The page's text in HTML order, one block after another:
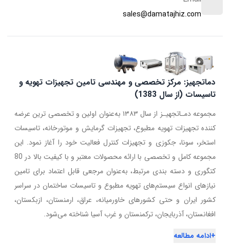
sales@damatajhiz.com
دماتجهیز: مرکز تخصصی و مهندسی تامین تجهیزات تهویه و
تاسیسات (از سال 1383)
مجموعه دمـاتجهیـز از سال ۱۳۸۳ به‌عنوان اولین و تخصصی ترین عرضه
کننده تجهیزات تهویه مطبوع، تجهیزات گرمایش و موتورخانه، تاسیسات
استخر، سونا، جکوزی و تجهیزات کنترل فعالیت خود را آغاز نمود. این
مجموعه کامل و تخصصی با ارائه محصولات معتبر و با کیفیت بالا در 80
کتگوری و دسته بندی مرتبط، به‌عنوان مرجعی قابل اعتماد برای تامین
نیازهای انواع سیستم‌های تهویه مطبوع و تاسیسات ساختمان در سراسر
کشور ایران و حتی کشورهای خاورمیانه، عراق، ارمنستان، ازبکستان،
افغانستان، آذربایجان، ترکمنستان و غرب آسیا شناخته می‌شود.
+ادامه مطالعه